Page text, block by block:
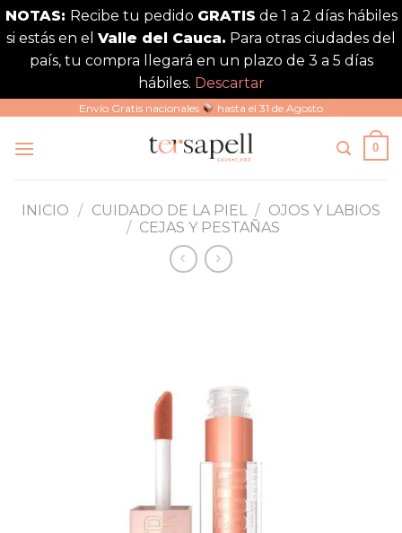
NOTAS: Recibe tu pedido GRATIS de 1 a 2 días hábiles
si estás en el Valle del Cauca. Para otras ciudades del
país, tu compra llegará en un plazo de 3 a 5 días
hábiles. Descartar
contenido
Envío Gratis nacionales hasta el 31 de Agosto
0
INICIO / CUIDADO DE LA PIEL / OJOS Y LABIOS
/ CEJAS Y PESTAÑAS